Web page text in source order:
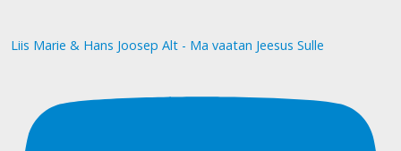
Liis Marie & Hans Joosep Alt - Ma vaatan Jeesus Sulle